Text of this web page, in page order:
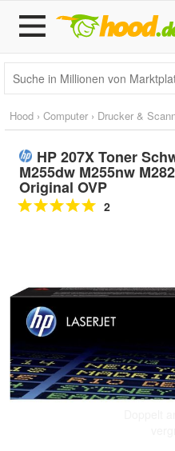
Hood › Computer › Drucker &
HP 207X Toner
M255dw M255nw
Original OVP
2